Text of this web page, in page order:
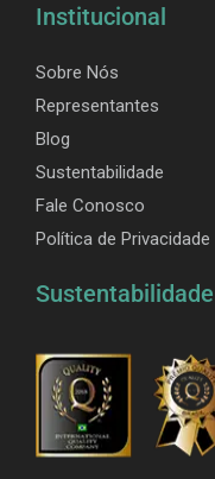
Institucional
Sobre Nós
Representantes
Blog
Sustentabilidade
Fale Conosco
Política de Privacidade
Sustentabilidade